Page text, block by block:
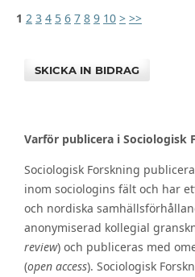
1 2 3 4 5 6 7 8 9 10 > >>
SKICKA IN BIDRAG
Varför publicera i Sociologisk
Sociologisk Forskning
inom sociologins fält och har
och nordiska
anonymiserad kollegial
review) och publiceras med
(open access). Sociologisk